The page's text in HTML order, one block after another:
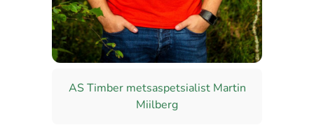
AS Timber metsaspetsialist Martin
Miilberg